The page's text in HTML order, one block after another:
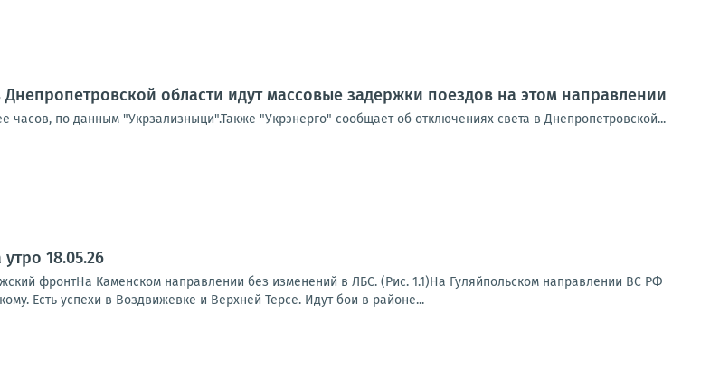
области идут массовые задержки поездов на этом направлении
часов, по данным "Укрзализныци".Также "Укрэнерго" сообщает об отключениях света в Днепропетровской...
18.05.26
фронтНа Каменском направлении без изменений в ЛБС. (Рис. 1.1)На Гуляйпольском направлении ВС РФ
Есть успехи в Воздвижевке и Верхней Терсе. Идут бои в районе...